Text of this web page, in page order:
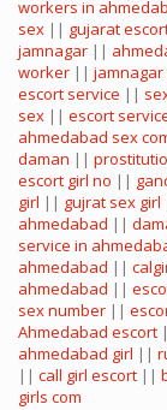
workers in
sex || gujarat
jamnagar ||
worker ||
escort service ||
sex || escort
ahmedabad sex
daman ||
escort girl no ||
girl || gujrat sex girl
ahmedabad ||
service in
ahmedabad ||
ahmedabad ||
sex number ||
Ahmedabad escort
ahmedabad girl ||
|| call girl escort ||
girls com